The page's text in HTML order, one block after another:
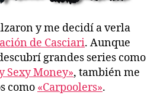
y me decidí a verla
de Casciari. Aunque
grandes series como
Sexy Money», también me
como «Carpoolers».